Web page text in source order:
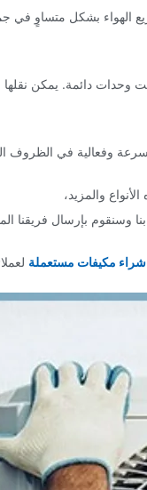
الهواء بشكل متساوٍ في
وحدات دائمة. يمكن
وفعالية في الظروف
والمزيد،
وسنقوم بإرسال
شراء مكيفات مستعملة